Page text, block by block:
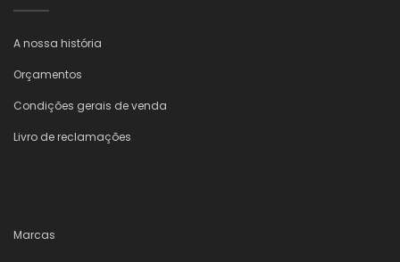
A nossa história
Orçamentos
Condições gerais de venda
Livro de reclamações
Marcas